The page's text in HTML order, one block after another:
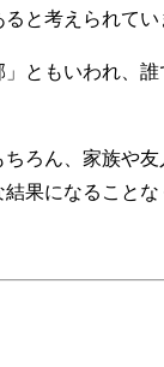
と考えられてい
」ともいわれ、
ちろん、家族や
果になること